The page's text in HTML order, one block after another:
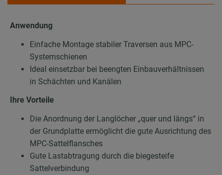
Anwendung
Einfache Montage stabiler Traversen aus MPC-
Systemschienen
Ideal einsetzbar bei beengten Einbauverhältnissen
in Schächten und Kanälen
Ihre Vorteile
Die Anordnung der Langlöcher „quer und längs“ in
der Grundplatte ermöglicht die gute Ausrichtung des
MPC-Sattelflansches
Gute Lastabtragung durch die biegesteife
Sattelverbindung